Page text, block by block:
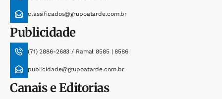
classificados@grupoatarde.com.br
Publicidade
(71) 2886-2683 / Ramal 8585 | 8586
publicidade@grupoatarde.com.br
Canais e Editorias